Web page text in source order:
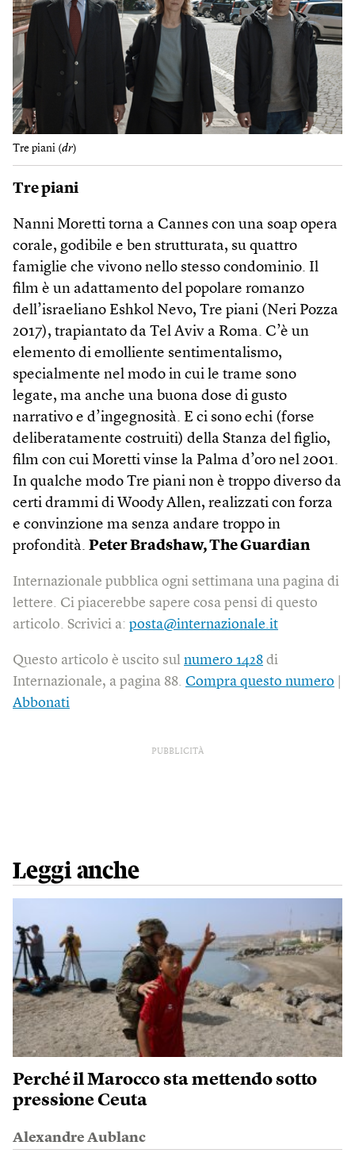
Tre piani (dr)
Tre piani
Nanni Moretti torna a Cannes con una soap opera
corale, godibile e ben strutturata, su quattro
famiglie che vivono nello stesso condominio. Il
film è un adattamento del popolare romanzo
dell’israeliano Eshkol Nevo, Tre piani (Neri Pozza
2017), trapiantato da Tel Aviv a Roma. C’è un
elemento di emolliente sentimentalismo,
specialmente nel modo in cui le trame sono
legate, ma anche una buona dose di gusto
narrativo e d’ingegnosità. E ci sono echi (forse
deliberatamente costruiti) della Stanza del figlio,
film con cui Moretti vinse la Palma d’oro nel 2001.
In qualche modo Tre piani non è troppo diverso da
certi drammi di Woody Allen, realizzati con forza
e convinzione ma senza andare troppo in
profondità. Peter Bradshaw, The Guardian
Internazionale pubblica ogni settimana una pagina di
lettere. Ci piacerebbe sapere cosa pensi di questo
articolo. Scrivici a: posta@internazionale.it
Questo articolo è uscito sul numero 1428 di
Internazionale, a pagina 88. Compra questo numero
Abbonati
PUBBLICITÀ
Leggi anche
Perché il Marocco sta mettendo sotto
pressione Ceuta
Alexandre Aublanc